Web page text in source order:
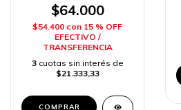
$64.000
$54.400 con 15 % OFF
EFECTIVO /
TRANSFERENCIA
3 cuotas sin interés de
$21.333,33